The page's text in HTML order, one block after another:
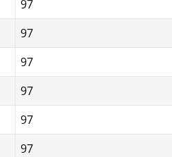
97
97
97
97
97
97